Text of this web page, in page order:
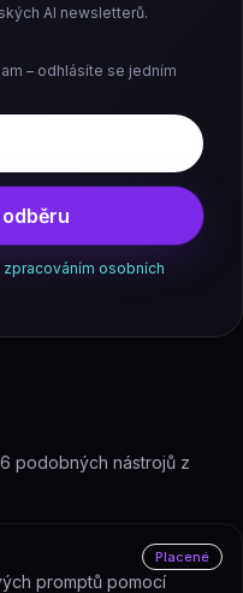
AI newsletterů.
– odhlásíte se jedním
zpracováním osobních
6 podobných nástrojů z
Placené
promptů pomocí